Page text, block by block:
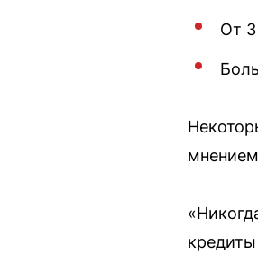
От